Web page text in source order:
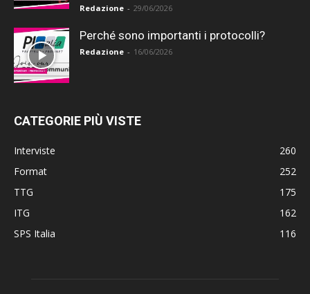
Redazione - 29/06/2026
Perché sono importanti i protocolli?
Redazione - 16/06/2026
CATEGORIE PIÙ VISTE
Interviste
260
Format
252
TTG
175
ITG
162
SPS Italia
116